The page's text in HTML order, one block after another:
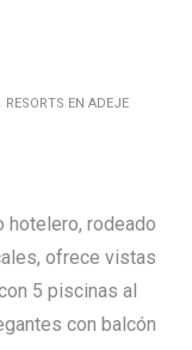
RESORTS EN ADEJE
hotelero, rodeado
ofrece vistas
5 piscinas al
con balcón